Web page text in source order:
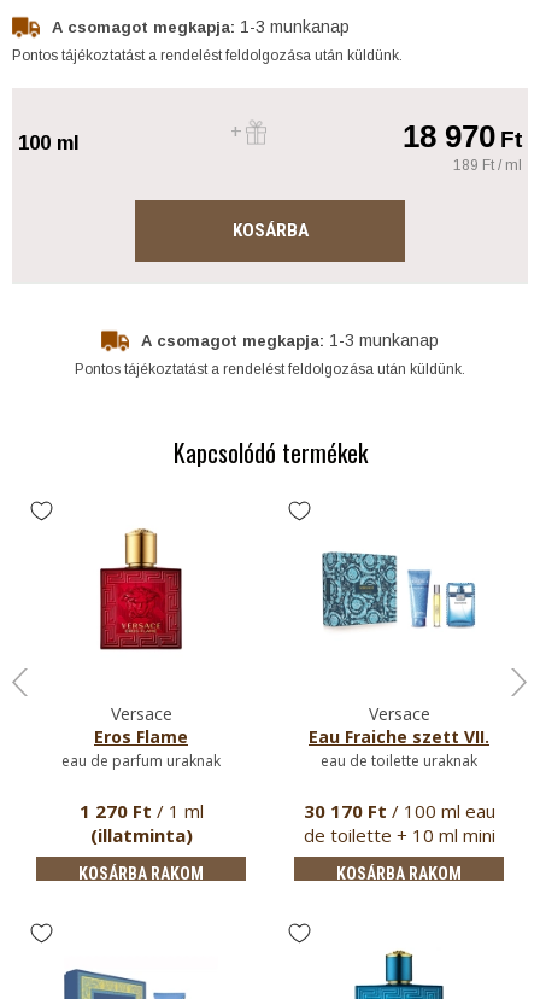
A csomagot megkapja: 1-3 munkanap
Pontos tájékoztatást a rendelést feldolgozása után küldünk.
100 ml 18 970Ft
189 Ft / ml
KOSÁRBA
A csomagot megkapja: 1-3 munkanap
Pontos tájékoztatást a rendelést feldolgozása után küldünk.
Kapcsolódó termékek
Versace
Eros Flame
eau de parfum uraknak
1 270 Ft / 1 ml
(illatminta)
KOSÁRBA RAKOM
Versace
Eau Fraiche szett VII.
eau de toilette uraknak
30 170 Ft / 100 ml eau
de toilette + 10 ml mini
pa…
KOSÁRBA RAKOM